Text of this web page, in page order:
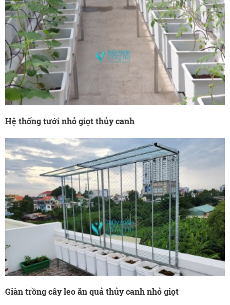
Hệ thống tưới nhỏ giọt thủy canh
Giàn trồng cây leo ăn quả thủy canh nhỏ giọt